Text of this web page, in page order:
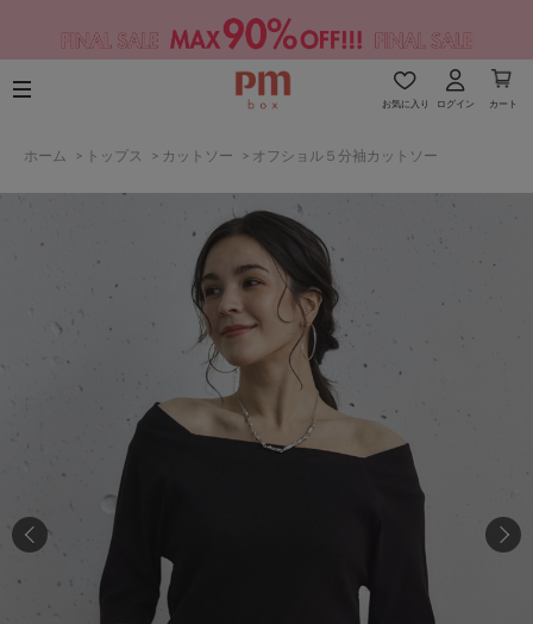
お気に入り ログイン カート
ホーム > トップス > カットソー > オフショル５分袖カットソー